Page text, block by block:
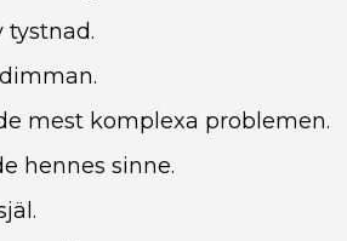
tystnad.
mest komplexa problemen.
hennes sinne.